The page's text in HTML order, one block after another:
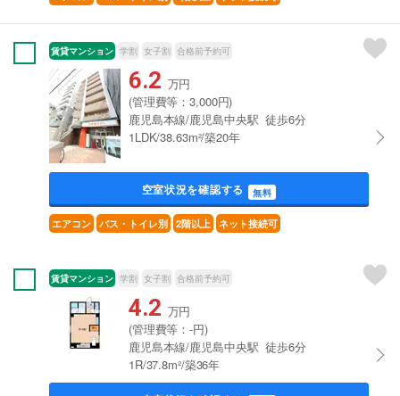
賃貸マンション 学割 女子割 合格前予約可
6.2 万円
(管理費等：3,000円)
鹿児島本線/鹿児島中央駅 徒歩6分
1LDK/38.63m²/築20年
空室状況を確認する 無料
エアコン バス・トイレ別 2階以上 ネット接続可
賃貸マンション 学割 女子割 合格前予約可
4.2 万円
(管理費等：-円)
鹿児島本線/鹿児島中央駅 徒歩6分
1R/37.8m²/築36年